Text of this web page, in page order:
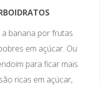
banana por frutas
em açúcar. Ou
para ficar mais
ricas em açúcar,